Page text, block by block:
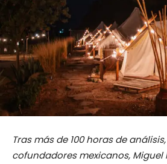
Tras más de 100 horas de
cofundadores mexicanos, Miguel